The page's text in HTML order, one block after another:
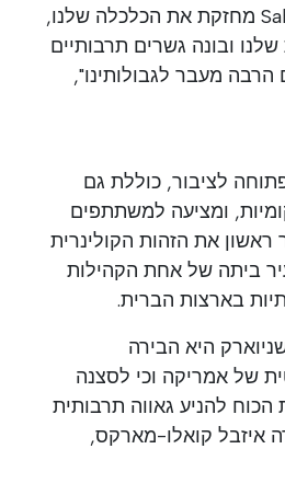
עבור Saboreie Newark מחזקת את הכלכלה שלנו,
ובונה גשרים תרבותיים
מעבר לגבולותינו",
לציבור, כוללת גם
ומציעה למשתתפים
ראשון את הזהות הקולינרית
ביתה של אחת הקהילות
בארצות הברית.
היא הבירה
של אמריקה וכי לסצנה
להניע גאווה תרבותית
איזבל קואלו-מארקס,